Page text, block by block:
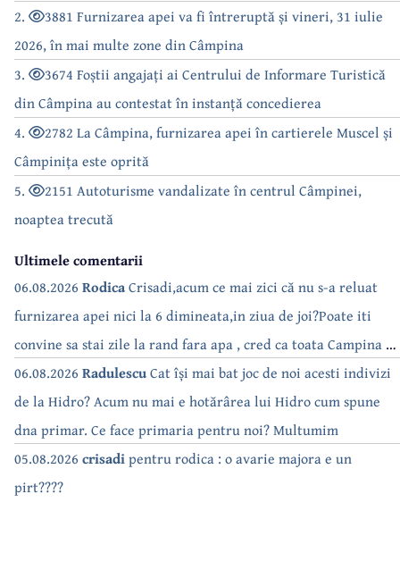
2.
3881 Furnizarea apei va fi întreruptă și vineri, 31 iulie
2026, în mai multe zone din Câmpina
3.
3674 Foștii angajați ai Centrului de Informare Turistică
din Câmpina au contestat în instanță concedierea
4.
2782 La Câmpina, furnizarea apei în cartierele Muscel și
Câmpinița este oprită
5.
2151 Autoturisme vandalizate în centrul Câmpinei,
noaptea trecută
Ultimele comentarii
06.08.2026 RodicaCrisadi,acum ce mai zici că nu s-a reluat
furnizarea apei nici la 6 dimineata,in ziua de joi?Poate iti
convine sa stai zile la rand fara apa , cred ca toata Campina s-
a săturat de cate ori se tot oprește apa!!
06.08.2026 RadulescuCat își mai bat joc de noi acesti indivizi
de la Hidro? Acum nu mai e hotărârea lui Hidro cum spune
dna primar. Ce face primaria pentru noi? Multumim
05.08.2026 crisadipentru rodica : o avarie majora e un
pirt????